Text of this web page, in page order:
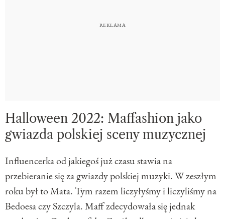
Halloween 2022: Maffashion jako
gwiazda polskiej sceny muzycznej
Influencerka od jakiegoś już czasu stawia na
przebieranie się za gwiazdy polskiej muzyki. W zeszłym
roku był to Mata. Tym razem liczyłyśmy i liczyliśmy na
Bedoesa czy Szczyla. Maff zdecydowała się jednak